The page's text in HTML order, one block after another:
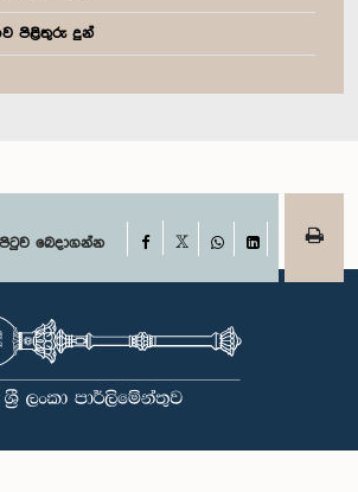
පිළිතුරු දුන්
බෙදාගන්න Facebook
WhatsAppLinkedIn